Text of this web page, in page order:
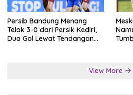
Persib Bandung Menang
Telak 3-0 dari Persik Kediri,
Dua Gol Lewat Tendangan
View More